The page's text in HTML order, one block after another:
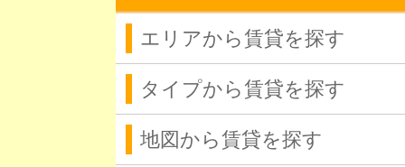
エリアから賃貸を探す
タイプから賃貸を探す
地図から賃貸を探す